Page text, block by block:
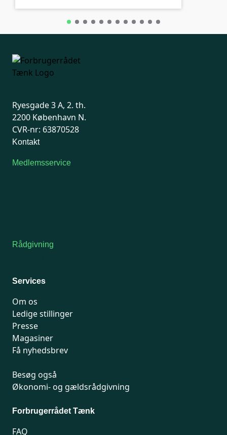
Ryesgade 3 A, 2. th.
2200 København N.
CVR-nr: 63870528
Kontakt
Medlemsservice
Rådgivning
Services
Om os
Ledige stillinger
Presse
Magasiner
Få nyhedsbrev
Besøg også
Økonomi- og gældsrådgivning
Forbrugerrådet Tænk
FAQ